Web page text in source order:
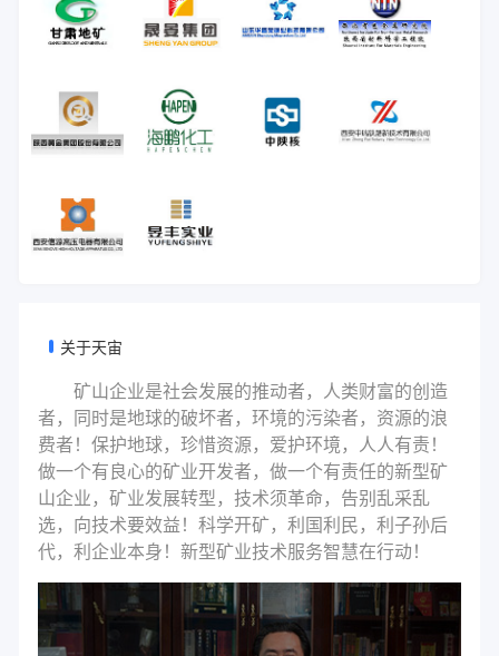
关于天宙
矿山企业是社会发展的推动者，人类财富的创造
者，同时是地球的破坏者，环境的污染者，资源的浪
费者！保护地球，珍惜资源，爱护环境，人人有责！
做一个有良心的矿业开发者，做一个有责任的新型矿
山企业，矿业发展转型，技术须革命，告别乱采乱
选，向技术要效益！科学开矿，利国利民，利子孙后
代，利企业本身！新型矿业技术服务智慧在行动！